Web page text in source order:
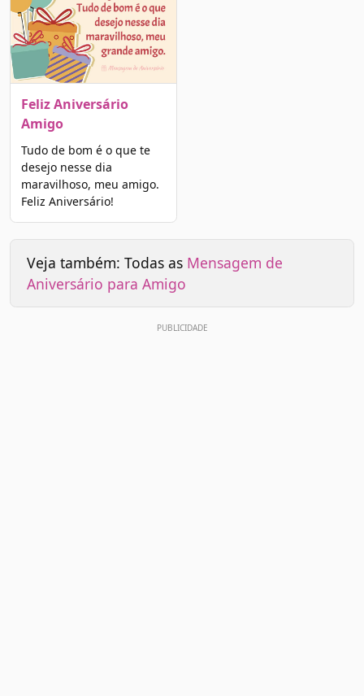
Feliz Aniversário
Amigo
Tudo de bom é o que te
desejo nesse dia
maravilhoso, meu amigo.
Feliz Aniversário!
Veja também: Todas as Mensagem de
Aniversário para Amigo